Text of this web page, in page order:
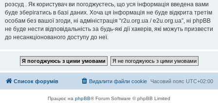
розсуд . Як користувач ви погоджуєтесь, що уся інформація введена вами
буде зберігатись в базі даних. Хоча ця інформація не буде відкрита третім
особам без вашої згоди, ні адміністрація “r2u.org.ua / e2u.org.ua”, ні phpBB
не буде нести відповідальність за будь-які дії хакерів, які можуть призвести
до несанкціонованого доступу до неї.
Список форумів Часовий пояс UTC+02:00
Видалити файли cookie
Працює на phpBB® Forum Software © phpBB Limited